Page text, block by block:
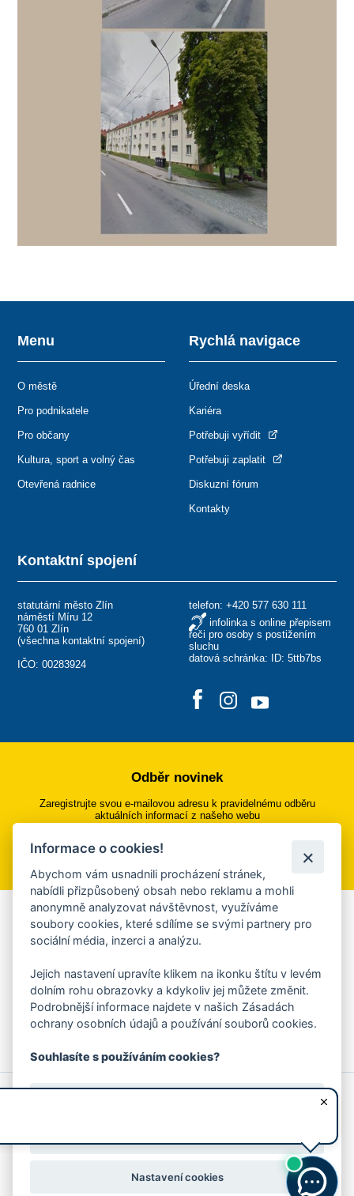
Kontaktní spojení
statutární město Zlín
náměstí Míru 12
760 01 Zlín
(všechna kontaktní spojení)
IČO: 00283924
telefon: +420 577 630 111
infolinka s online přepisem
řeči pro osoby s postižením
sluchu
datová schránka: ID: 5ttb7bs
Menu
O městě
Pro podnikatele
Pro občany
Kultura, sport a volný čas
Otevřená radnice
Rychlá navigace
Úřední deska
Kariéra
Potřebuji vyřídit
Potřebuji zaplatit
Diskuzní fórum
Kontakty
Odběr novinek
Zaregistrujte svou e-mailovou adresu k pravidelnému odběru
aktuálních informací z našeho webu
Přihlásit se k odběru
Aplikace Mobilní rozhlas
Chcete dostávat do svého mobilu či mailu upozornění na
ankety, pozvánky na kulturní a sportovní akce?
Více informací o aplikaci
© 2026 Magistrát města Zlína
Prohlášení o používání cookies
Informace o cookies!
Abychom vám usnadnili procházení stránek,
nabídli přizpůsobený obsah nebo reklamu a mohli
anonymně analyzovat návštěvnost, využíváme
soubory cookies, které sdílíme se svými partnery pro
sociální média, inzerci a analýzu.
Jejich nastavení upravíte klikem na ikonku štítu v levém
dolním rohu obrazovky a kdykoliv jej můžete změnit.
Podrobnější informace najdete v našich Zásadách
ochrany osobních údajů a používání souborů cookies.
Souhlasíte s používáním cookies?
Nastavení cookies